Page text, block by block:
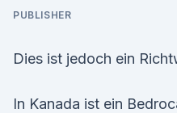
PUBLISHER
Dies ist jedoch ein
In Kanada ist ein